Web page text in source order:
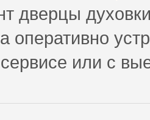
дверцы
оперативно
сервисе или с